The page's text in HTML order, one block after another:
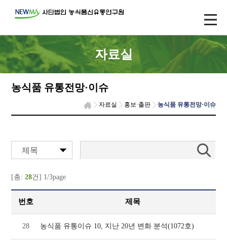
자료실
농식품 유통전망·이슈
자료실 홍보·출판 농식품 유통전망·이슈
제목
[총:28건] 1/3page
번호 제목
28 농식품 유통이슈 10, 지난 20년 변화 분석(1072호)